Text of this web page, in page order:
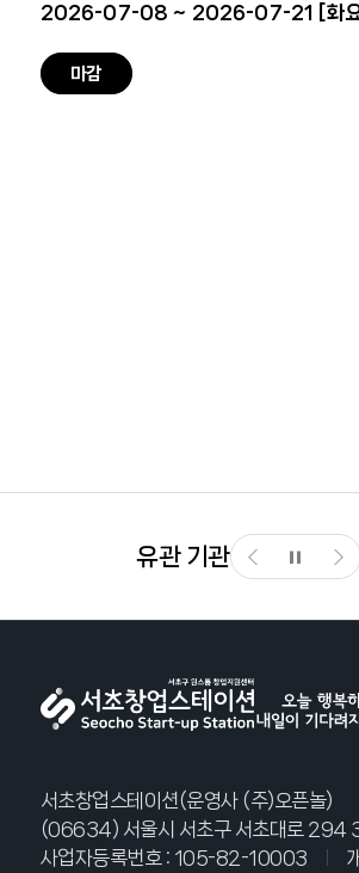
2026-07-08 ~ 2026-07-21 [ 화
마감
유관 기관
서초창업스테이션(운영사 (주)오픈놀)
(06634) 서울시 서초구 서초대로 294 3
사업자등록번호 : 105-82-10003